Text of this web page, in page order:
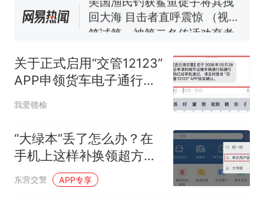
来源：参考消息）
笔试第一被第二名传话劝弃考
官方通报
因老师一句“跟我回家”改写了
人生
关于正式启用“交管12123”
APP申领货车电子通行码
的公告
我爱赣榆
“大绿本”丢了怎么办？在
手机上这样补换领超方
便！
东营交警 APP专享